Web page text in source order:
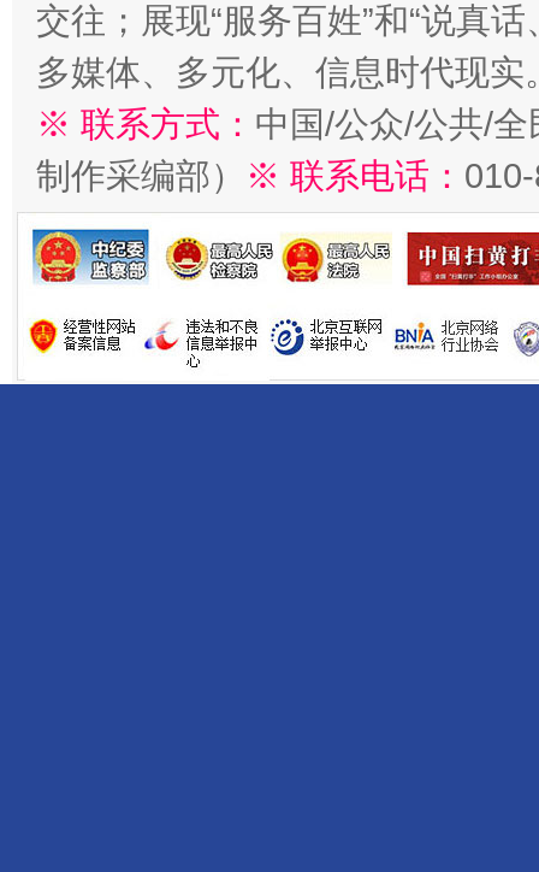
交往；展现“服务百姓”和“说真
多媒体、多元化、信息时代现实
※ 联系方式： 中国/公众/公共/
制作采编部）
※ 联系电话：